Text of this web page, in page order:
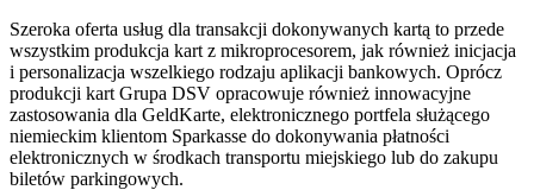
Szeroka oferta usług dla transakcji dokonywanych kartą to przede
wszystkim produkcja kart z mikroprocesorem, jak również inicjacja
i personalizacja wszelkiego rodzaju aplikacji bankowych. Oprócz
produkcji kart Grupa DSV opracowuje również innowacyjne
zastosowania dla GeldKarte, elektronicznego portfela służącego
niemieckim klientom Sparkasse do dokonywania płatności
elektronicznych w środkach transportu miejskiego lub do zakupu
biletów parkingowych.